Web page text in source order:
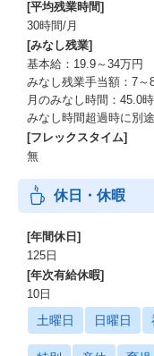
[平均残業時間]
30時間/月
[みなし残業]
基本給：19.9～34万円
みなし残業手当額：7～
月のみなし時間：45.0
みなし時間超過時に別
[フレックスタイム]
無
休日・休暇
[年間休日]
125日
[年次有給休暇]
10日
土曜日 日曜日